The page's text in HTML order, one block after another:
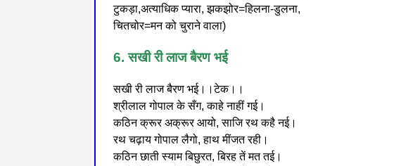
टुकड़ा,अत्याधिक प्यारा, झकझोर=हिलना-डुलना,
चितचोर=मन को चुराने वाला)
6. सखी री लाज बैरण भई
सखी री लाज बैरण भई।।टेक।।
श्रीलाल गोपाल के सँग, काहे नाहीं गई।
कठिन क्रूर अक्रूर आयो, साजि रथ कहै नई।
रथ चढ़ाय गोपाल लैगो, हाथ मींजत रही।
कठिन छाती स्याम बिछुरत, बिरह तें मत तई।